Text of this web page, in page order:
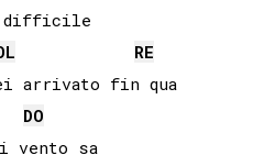
difficile
RE
arrivato fin qua
DO
vento sa